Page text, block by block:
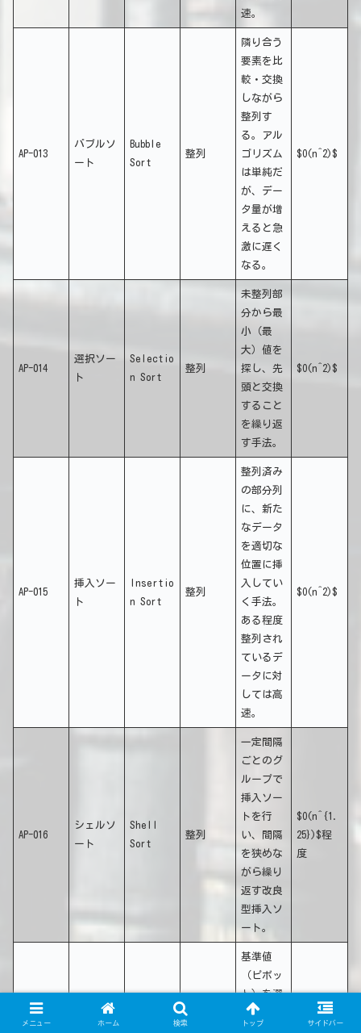
速。
AP-013
バブルソ
ート
Bubble
Sort
整列
隣り合う
要素を比
較・交換
しながら
整列す
る。アル
ゴリズム
は単純だ
が、デー
タ量が増
えると急
激に遅く
なる。
$O(n^2)$
AP-014
選択ソー
ト
Selectio
n Sort
整列
未整列部
分から最
小（最
大）値を
探し、先
頭と交換
すること
を繰り返
す手法。
$O(n^2)$
AP-015
挿入ソー
ト
Insertio
n Sort
整列
整列済み
の部分列
に、新た
なデータ
を適切な
位置に挿
入してい
く手法。
ある程度
整列され
ているデ
ータに対
しては高
速。
$O(n^2)$
AP-016
シェルソ
ート
Shell
Sort
整列
一定間隔
ごとのグ
ループで
挿入ソー
トを行
い、間隔
を狭めな
がら繰り
返す改良
型挿入ソ
ート。
$O(n^{1.
25})$程
度
基準値
（ピボッ
ト）を選
び、それ
メニュー ホーム 検索 トップ サイドバー